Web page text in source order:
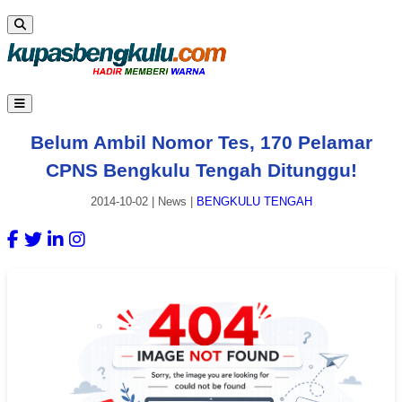
Belum Ambil Nomor Tes, 170 Pelamar
CPNS Bengkulu Tengah Ditunggu!
2014-10-02| News BENGKULU TENGAH